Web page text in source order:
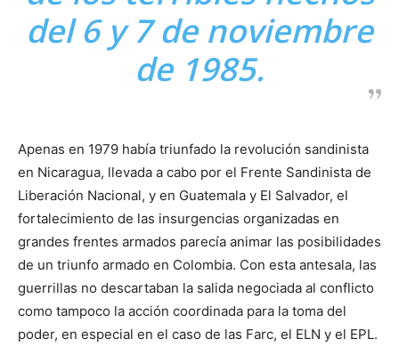
del 6 y 7 de noviembre
de 1985.
Apenas en 1979 había triunfado la revolución sandinista
en Nicaragua, llevada a cabo por el Frente Sandinista de
Liberación Nacional, y en Guatemala y El Salvador, el
fortalecimiento de las insurgencias organizadas en
grandes frentes armados parecía animar las posibilidades
de un triunfo armado en Colombia. Con esta antesala, las
guerrillas no descartaban la salida negociada al conflicto
como tampoco la acción coordinada para la toma del
poder, en especial en el caso de las Farc, el ELN y el EPL.